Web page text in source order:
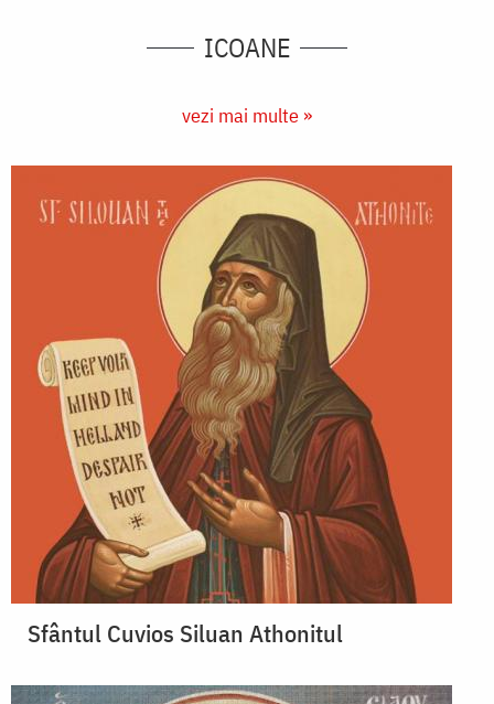
ICOANE
vezi mai multe »
Sfântul Cuvios Siluan Athonitul